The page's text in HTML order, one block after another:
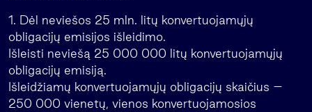
1. Dėl neviešos 25 mln. litų konvertuojamųjų
obligacijų emisijos išleidimo.
Išleisti neviešą 25 000 000 litų konvertuojamųjų
obligacijų emisiją.
Išleidžiamų konvertuojamųjų obligacijų skaičius –
250 000 vienetų, vienos konvertuojamosios